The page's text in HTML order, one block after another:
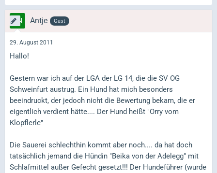
Antje Gast
29. August 2011
Hallo!
Gestern war ich auf der LGA der LG 14, die die SV OG
Schweinfurt austrug. Ein Hund hat mich besonders
beeindruckt, der jedoch nicht die Bewertung bekam, die er
eigentlich verdient hätte.... Der Hund heißt "Orry vom
Klopflerle"
Die Sauerei schlechthin kommt aber noch.... da hat doch
tatsächlich jemand die Hündin "Beika von der Adelegg" mit
Schlafmittel außer Gefecht gesetzt!!! Der Hundeführer (wurde